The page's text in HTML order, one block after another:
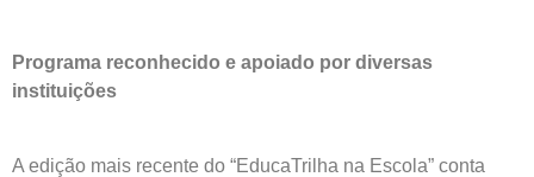
Programa reconhecido e apoiado por diversas
instituições
A edição mais recente do “EducaTrilha na Escola” conta